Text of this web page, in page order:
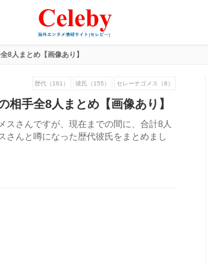
8人まとめ【画像あり】
歴代（161） 彼氏（155） セレーナゴメス（8）
相手全8人まとめ【画像あり】
さんですが、現在までの間に、合計8人
さんと噂になった歴代彼氏をまとめまし